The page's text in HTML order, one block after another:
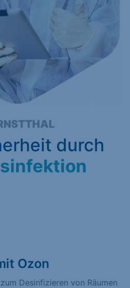
durch
Ozon
Desinfizieren von Räumen